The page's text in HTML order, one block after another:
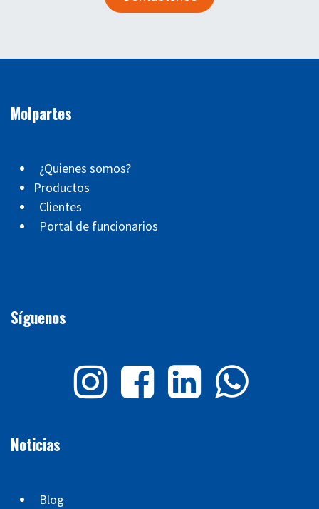
Molpartes
¿Quienes somos?
Productos
Clientes
Portal de funcionarios
Síguenos
Noticias
Blog